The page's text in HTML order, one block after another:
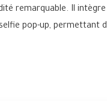
remarquable. Il
pop-up, permettant